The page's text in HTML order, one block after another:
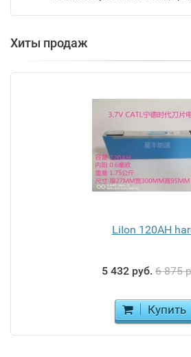
Хиты продаж
LiIon 120AH
5 432 руб. 6 875
Купить